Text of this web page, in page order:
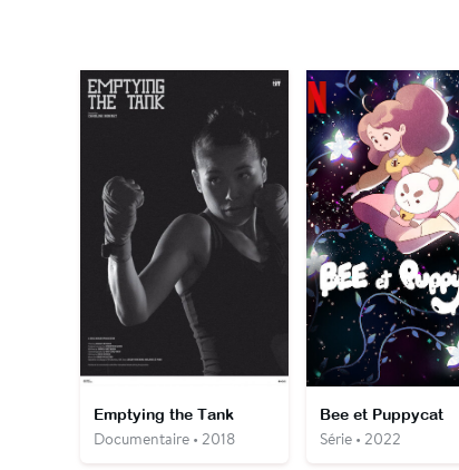
Emptying the Tank
Documentaire • 2018
Bee et Puppycat
Série • 2022